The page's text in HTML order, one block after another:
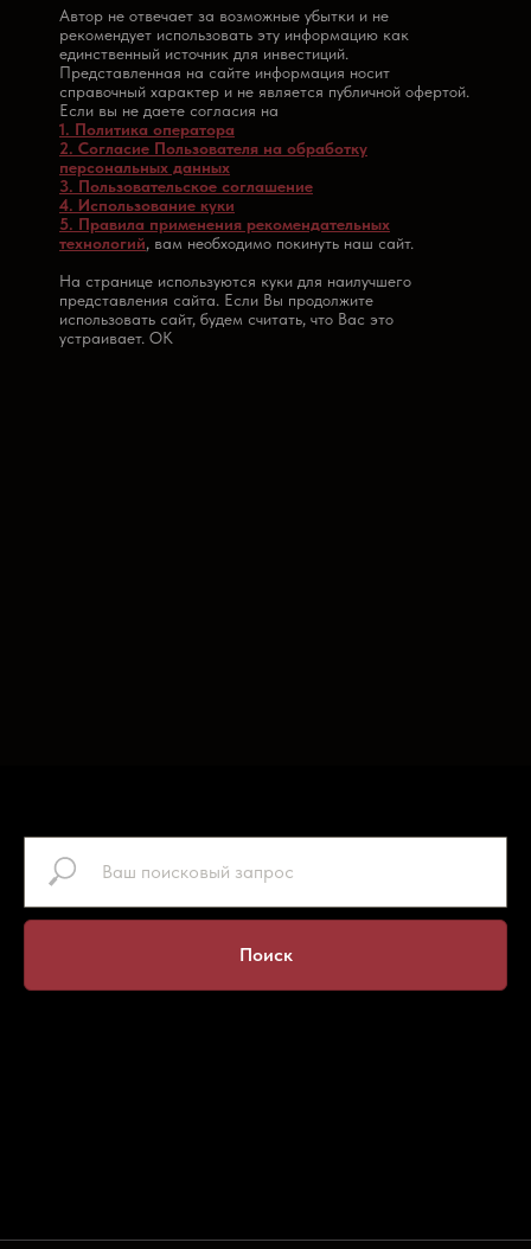
Автор не отвечает за возможные убытки и не
рекомендует использовать эту информацию как
единственный источник для инвестиций.
Представленная на сайте информация носит
справочный характер и не является публичной офертой.
Если вы не даете согласия на
1. Политика оператора
2. Согласие Пользователя на обработку
персональных данных
3. Пользовательское соглашение
4. Использование куки
5. Правила применения рекомендательных
технологий, вам необходимо покинуть наш сайт.
На странице используются куки для наилучшего
представления сайта. Если Вы продолжите
использовать сайт, будем считать, что Вас это
устраивает. OK
Поиск